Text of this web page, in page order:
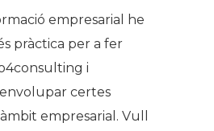
empresarial he
pràctica per a fer
i
certes
empresarial. Vull